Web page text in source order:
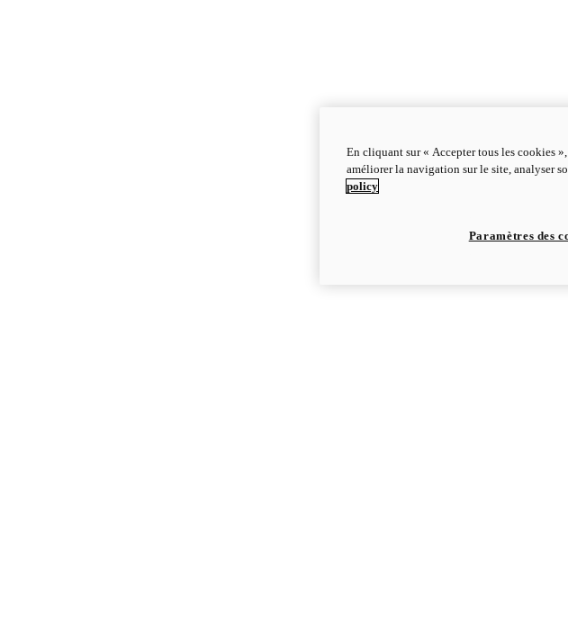
En cliquant sur « Accepter tous les cookies
améliorer la navigation sur le site, analyser
policy
Paramètres des